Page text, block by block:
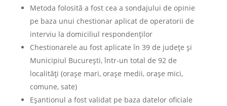
Metoda folosită a fost cea a sondajului de opinie
pe baza unui chestionar aplicat de operatorii de
interviu la domiciliul respondenţilor
Chestionarele au fost aplicate în 39 de județe și
Municipiul București, într-un total de 92 de
localități (orașe mari, orașe medii, orașe mici,
comune, sate)
Eșantionul a fost validat pe baza datelor oficiale